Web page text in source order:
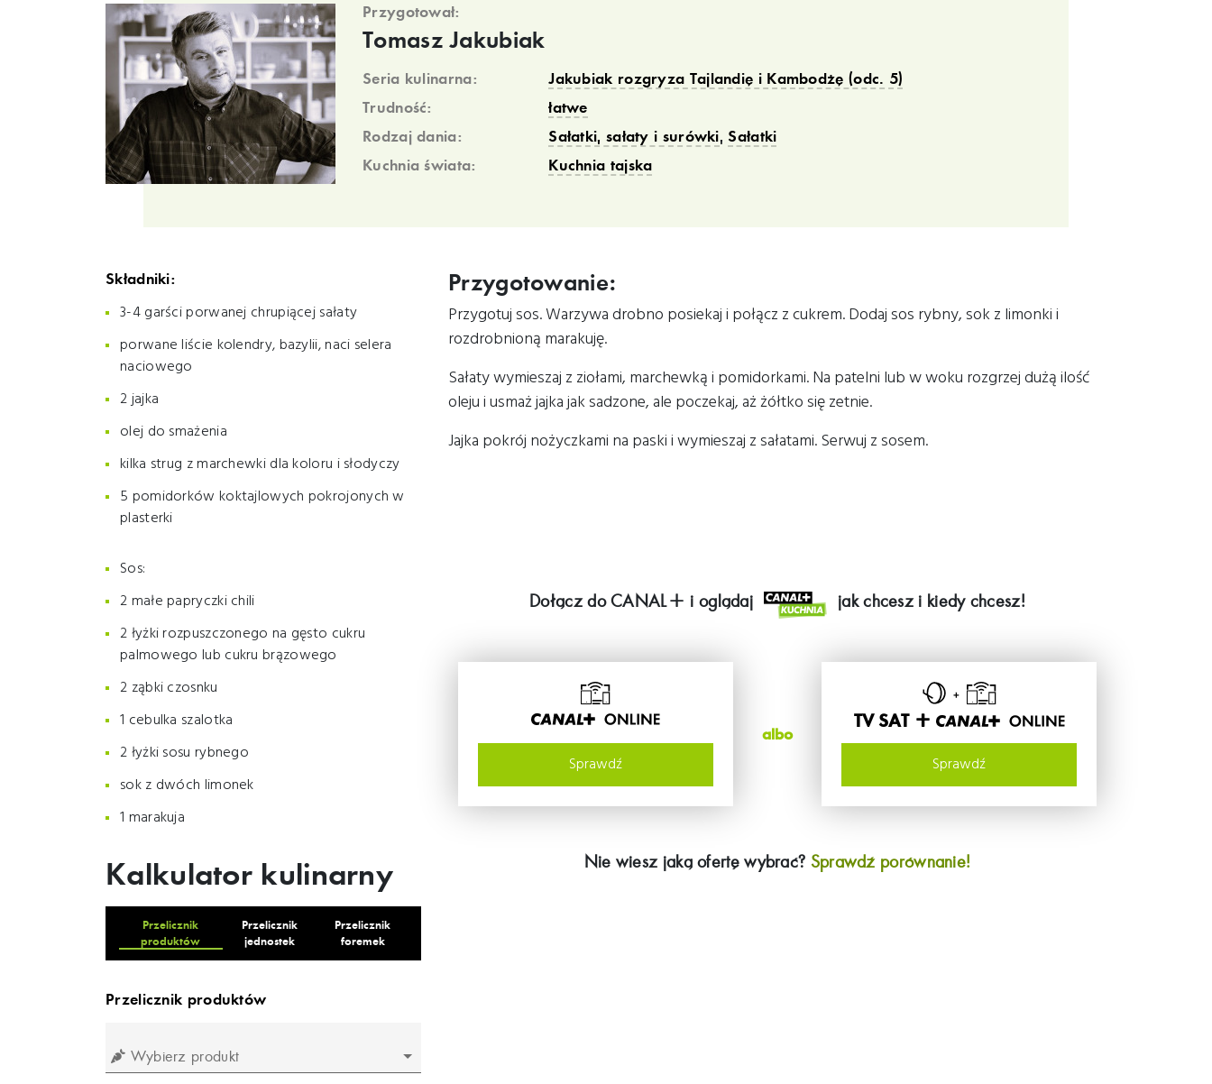
Przygotował:
Tomasz Jakubiak
Seria kulinarna:
Jakubiak rozgryza Tajlandię i Kambodżę (odc. 5)
Trudność:
łatwe
Rodzaj dania:
Sałatki, sałaty i surówki, Sałatki
Kuchnia świata:
Kuchnia tajska
Składniki:
3-4 garści porwanej chrupiącej sałaty
porwane liście kolendry, bazylii, naci selera
naciowego
2 jajka
olej do smażenia
kilka strug z marchewki dla koloru i słodyczy
5 pomidorków koktajlowych pokrojonych w
plasterki
Sos:
2 małe papryczki chili
2 łyżki rozpuszczonego na gęsto cukru
palmowego lub cukru brązowego
2 ząbki czosnku
1 cebulka szalotka
2 łyżki sosu rybnego
sok z dwóch limonek
1 marakuja
Kalkulator kulinarny
Przelicznik
produktów
Przelicznik
jednostek
Przelicznik
foremek
Przelicznik produktów
Wybierz produkt
Przygotowanie:
Przygotuj sos. Warzywa drobno posiekaj i połącz z cukrem. Dodaj sos rybny, sok z limonki i
rozdrobnioną marakuję.
Sałaty wymieszaj z ziołami, marchewką i pomidorkami. Na patelni lub w woku rozgrzej dużą ilość
oleju i usmaż jajka jak sadzone, ale poczekaj, aż żółtko się zetnie.
Jajka pokrój nożyczkami na paski i wymieszaj z sałatami. Serwuj z sosem.
Dołącz doCANAL+ i oglądaj jak chcesz i kiedy chcesz!
Sprawdź
albo
TV SAT +
Sprawdź
Nie wiesz jaką ofertę wybrać? Sprawdź porównanie!